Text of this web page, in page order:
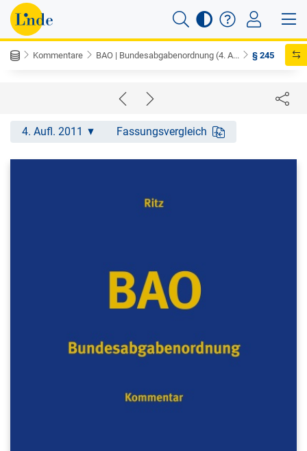
Kommentare BAO | Bundesabgabenordnung (4. A... § 245
4. Aufl. 2011 Fassungsvergleich